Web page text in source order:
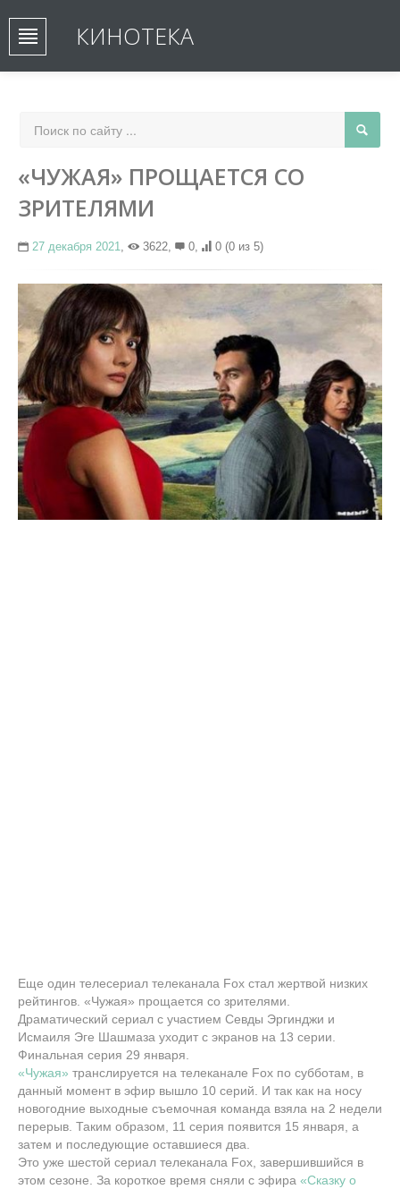
КИНОТЕКА
«ЧУЖАЯ» ПРОЩАЕТСЯ СО
ЗРИТЕЛЯМИ
27 декабря 2021, 3622, 0, 0 (0 из 5)
Еще один телесериал телеканала Fox стал жертвой низких
рейтингов. «Чужая» прощается со зрителями.
Драматический сериал с участием Севды Эргинджи и
Исмаиля Эге Шашмаза уходит с экранов на 13 серии.
Финальная серия 29 января.
«Чужая» транслируется на телеканале Fox по субботам, в
данный момент в эфир вышло 10 серий. И так как на носу
новогодние выходные съемочная команда взяла на 2 недели
перерыв. Таким образом, 11 серия появится 15 января, а
затем и последующие оставшиеся два.
Это уже шестой сериал телеканала Fox, завершившийся в
этом сезоне. За короткое время сняли с эфира «Сказку о